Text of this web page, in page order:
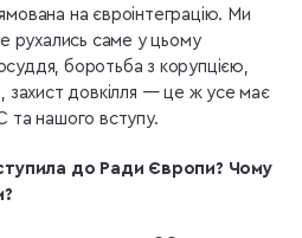
на євроінтеграцію. Ми
рухались саме у цьому
боротьба з корупцією,
захист довкілля — це ж усе має
та нашого вступу.
до Ради Європи? Чому